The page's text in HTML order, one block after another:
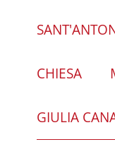
CHIESA
GIULIA